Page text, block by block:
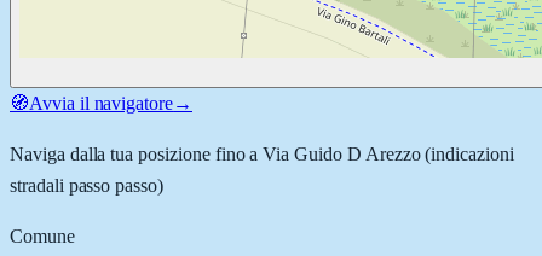
🧭Avvia il navigatore→
Naviga dalla tua posizione fino aVia Guido D Arezzo(indicazioni
stradali passo passo)
Comune